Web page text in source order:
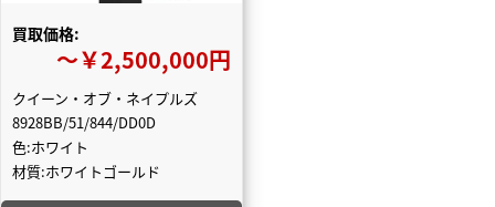
買取価格:
〜￥2,500,000円
クイーン・オブ・ネイプルズ
8928BB/51/844/DD0D
色:ホワイト
材質:ホワイトゴールド